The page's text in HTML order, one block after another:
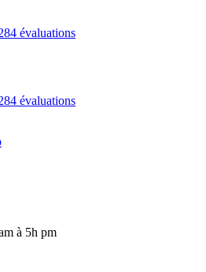
évaluations
évaluations
à 5h pm